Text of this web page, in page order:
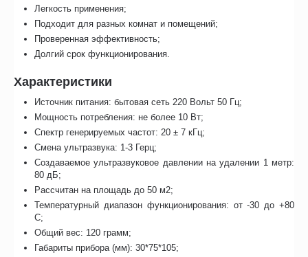
Легкость применения;
Подходит для разных комнат и помещений;
Проверенная эффективность;
Долгий срок функционирования.
Характеристики
Источник питания: бытовая сеть 220 Вольт 50 Гц;
Мощность потребления: не более 10 Вт;
Спектр генерируемых частот: 20 ± 7 кГц;
Смена ультразвука: 1-3 Герц;
Создаваемое ультразвуковое давлении на удалении 1 метр:
80 дБ;
Рассчитан на площадь до 50 м2;
Температурный диапазон функционирования: от -30 до +80
С;
Общий вес: 120 грамм;
Габариты прибора (мм): 30*75*105;